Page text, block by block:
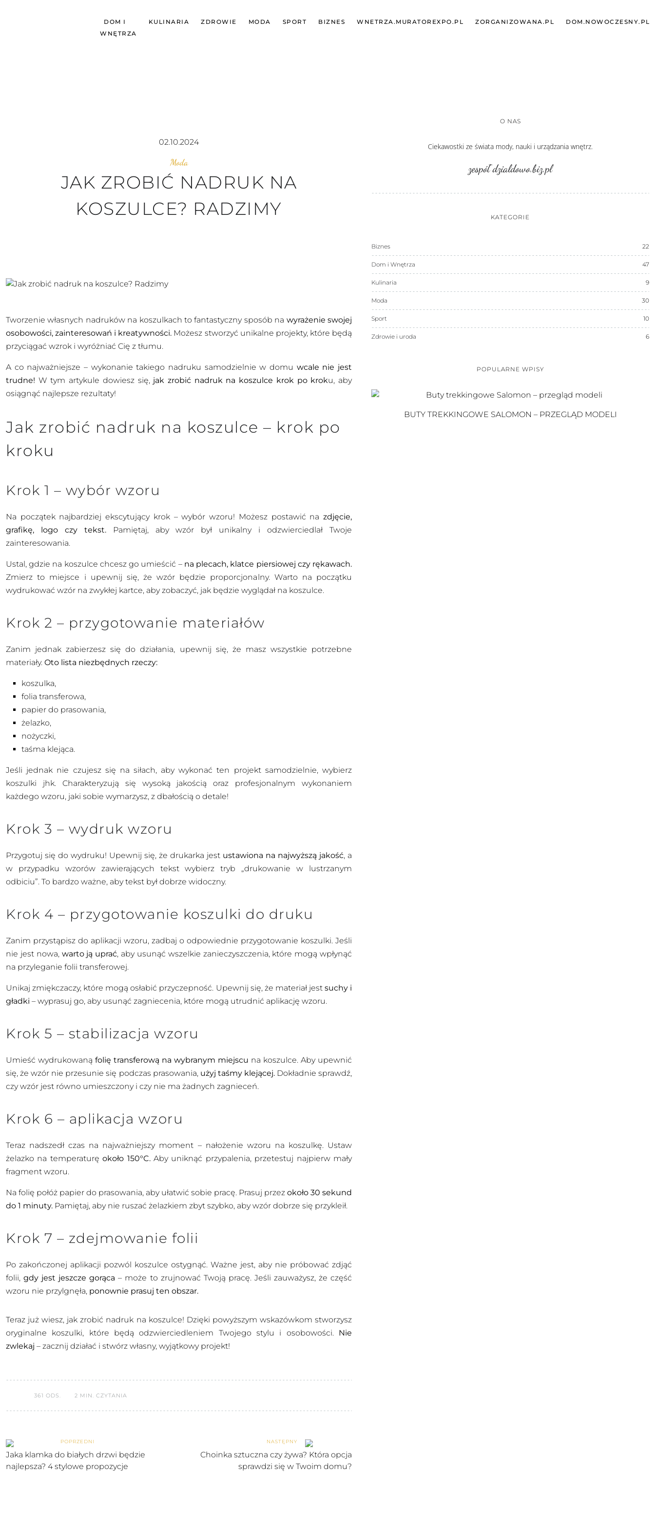
DOM I
WNĘTRZA
KULINARIA ZDROWIE MODA SPORT BIZNES WNETRZA.MURATOREXPO.PL ZORGANIZOWANA.PL DOM.NOWOCZESNY.PL
02.10.2024
Moda
JAK ZROBIĆ NADRUK NA
KOSZULCE? RADZIMY
Tworzenie własnych nadruków na koszulkach to fantastyczny sposób na wyrażenie swojej
osobowości, zainteresowań i kreatywności. Możesz stworzyć unikalne projekty, które będą
przyciągać wzrok i wyróżniać Cię z tłumu.
A co najważniejsze – wykonanie takiego nadruku samodzielnie w domu wcale nie jest
trudne! W tym artykule dowiesz się, jak zrobić nadruk na koszulce krok po kroku, aby
osiągnąć najlepsze rezultaty!
Jak zrobić nadruk na koszulce – krok po
kroku
Krok 1 – wybór wzoru
Na początek najbardziej ekscytujący krok – wybór wzoru! Możesz postawić na zdjęcie,
grafikę, logo czy tekst.
Pamiętaj, aby wzór był unikalny i odzwierciedlał Twoje
zainteresowania.
Ustal, gdzie na koszulce chcesz go umieścić – na plecach, klatce piersiowej czy rękawach.
Zmierz to miejsce i upewnij się, że wzór będzie proporcjonalny. Warto na początku
wydrukować wzór na zwykłej kartce, aby zobaczyć, jak będzie wyglądał na koszulce.
Krok 2 – przygotowanie materiałów
Zanim jednak zabierzesz się do działania, upewnij się, że masz wszystkie potrzebne
materiały. Oto lista niezbędnych rzeczy:
koszulka,
folia transferowa,
papier do prasowania,
żelazko,
nożyczki,
taśma klejąca.
Jeśli jednak nie czujesz się na siłach, aby wykonać ten projekt samodzielnie, wybierz
koszulki jhk. Charakteryzują się wysoką jakością oraz profesjonalnym wykonaniem
każdego wzoru, jaki sobie wymarzysz, z dbałością o detale!
Krok 3 – wydruk wzoru
Przygotuj się do wydruku! Upewnij się, że drukarka jest ustawiona na najwyższą jakość, a
w przypadku wzorów zawierających tekst wybierz tryb „drukowanie w lustrzanym
odbiciu”. To bardzo ważne, aby tekst był dobrze widoczny.
Krok 4 – przygotowanie koszulki do druku
Zanim przystąpisz do aplikacji wzoru, zadbaj o odpowiednie przygotowanie koszulki. Jeśli
nie jest nowa, warto ją uprać, aby usunąć wszelkie zanieczyszczenia, które mogą wpłynąć
na przyleganie folii transferowej.
Unikaj zmiękczaczy, które mogą osłabić przyczepność. Upewnij się, że materiał jest suchy i
gładki – wyprasuj go, aby usunąć zagniecenia, które mogą utrudnić aplikację wzoru.
Krok 5 – stabilizacja wzoru
Umieść wydrukowaną folię transferową na wybranym miejscu na koszulce. Aby upewnić
się, że wzór nie przesunie się podczas prasowania, użyj taśmy klejącej.Dokładnie sprawdź,
czy wzór jest równo umieszczony i czy nie ma żadnych zagnieceń.
Krok 6 – aplikacja wzoru
Teraz nadszedł czas na najważniejszy moment – nałożenie wzoru na koszulkę. Ustaw
żelazko na temperaturęokoło 150°C.Aby uniknąć przypalenia, przetestuj najpierw mały
fragment wzoru.
Na folię połóż papier do prasowania, aby ułatwić sobie pracę. Prasuj przez około 30 sekund
do 1 minuty. Pamiętaj, aby nie ruszać żelazkiem zbyt szybko, aby wzór dobrze się przykleił.
Krok 7 – zdejmowanie folii
Po zakończonej aplikacji pozwól koszulce ostygnąć. Ważne jest, aby nie próbować zdjąć
folii,gdy jest jeszcze gorąca – może to zrujnować Twoją pracę. Jeśli zauważysz, że część
wzoru nie przylgnęła, ponownie prasuj ten obszar.
Teraz już wiesz, jak zrobić nadruk na koszulce! Dzięki powyższym wskazówkom stworzysz
oryginalne koszulki, które będą odzwierciedleniem Twojego stylu i osobowości. Nie
zwlekaj – zacznij działać i stwórz własny, wyjątkowy projekt!
361 ODS. 2 MIN. CZYTANIA
POPRZEDNI
Jaka klamka do białych drzwi będzie
najlepsza? 4 stylowe propozycje
NASTĘPNY
Choinka sztuczna czy żywa? Która opcja
sprawdzi się w Twoim domu?
O NAS
Ciekawostki ze świata mody, nauki i urządzania wnętrz.
zespół dzialdowo.biz.pl
KATEGORIE
Biznes 22
Dom i Wnętrza 47
Kulinaria 9
Moda 30
Sport 10
Zdrowie i uroda 6
POPULARNE WPISY
BUTY TREKKINGOWE SALOMON – PRZEGLĄD MODELI